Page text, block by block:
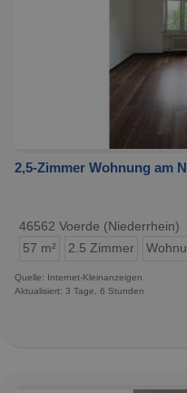
2,5-Zimmer Wohnung am
46562 Voerde (Niederrhein)
57 m²
2.5 Zimmer
Quelle: Internet-Kleinanzeigen
Aktualisiert: 3 Tage, 6 Stunden